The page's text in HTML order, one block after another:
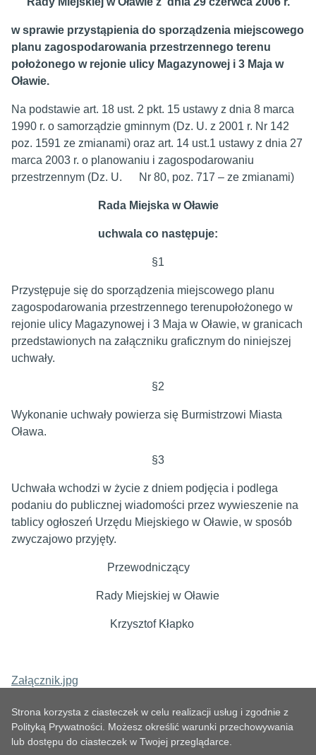
w sprawie przystąpienia do sporządzenia miejscowego
planu zagospodarowania przestrzennego terenu
położonego w rejonie ulicy Magazynowej i 3 Maja w
Oławie.
Na podstawie art. 18 ust. 2 pkt. 15 ustawy z dnia 8 marca
1990 r. o samorządzie gminnym (Dz. U. z 2001 r. Nr 142
poz. 1591 ze zmianami) oraz art. 14 ust.1 ustawy z dnia 27
marca 2003 r. o planowaniu i zagospodarowaniu
przestrzennym (Dz. U. Nr 80, poz. 717 – ze zmianami)
Rada Miejska w Oławie
uchwala co następuje:
§1
Przystępuje się do sporządzenia miejscowego planu
zagospodarowania przestrzennego terenupołożonego w
rejonie ulicy Magazynowej i 3 Maja w Oławie, w granicach
przedstawionych na załączniku graficznym do niniejszej
uchwały.
§2
Wykonanie uchwały powierza się Burmistrzowi Miasta
Oława.
§3
Uchwała wchodzi w życie z dniem podjęcia i podlega
podaniu do publicznej wiadomości przez wywieszenie na
tablicy ogłoszeń Urzędu Miejskiego w Oławie, w sposób
zwyczajowo przyjęty.
Przewodniczący
Rady Miejskiej w Oławie
Krzysztof Kłapko
Załącznik.jpg
Strona korzysta z ciasteczek w celu realizacji usług i zgodnie z
Polityką Prywatności. Możesz określić warunki przechowywania
lub dostępu do ciasteczek w Twojej przeglądarce.